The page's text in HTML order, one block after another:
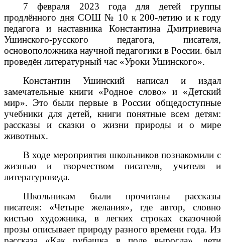
7 февраля 2023 года для детей группы
продлённого дня СОШ № 10 к 200-летию и к году
педагога и наставника Константина Дмитриевича
Ушинского-русского педагога, писателя,
основоположника научной педагогики в России. был
проведён литературный час «Уроки Ушинского».
Константин Ушинский написал и издал
замечательные книги «Родное слово» и «Детский
мир». Это были первые в России общедоступные
учебники для детей, книги понятные всем детям:
рассказы и сказки о жизни природы и о мире
животных.
В ходе мероприятия школьников познакомили с
жизнью и творчеством писателя, учителя и
литературоведа.
Школьникам были прочитаны рассказы
писателя: «Четыре желания», где автор, словно
кистью художника, в легких строках сказочной
прозы описывает природу разного времени года. Из